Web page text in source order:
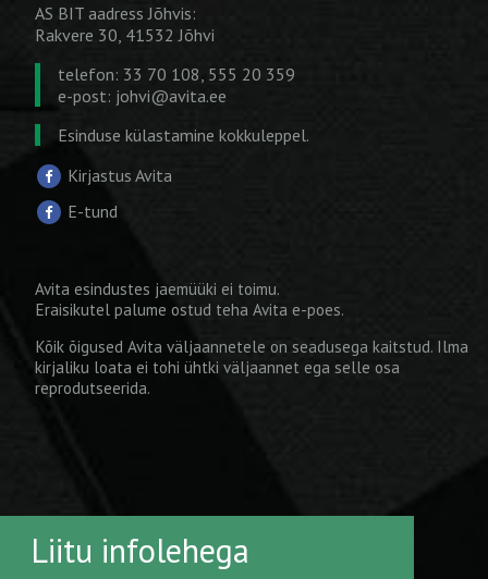
AS BIT aadress Jõhvis:
Rakvere 30, 41532 Jõhvi
telefon: 33 70 108, 555 20 359
e-post: johvi@avita.ee
Esinduse külastamine kokkuleppel.
Kirjastus Avita
E-tund
Avita esindustes jaemüüki ei toimu.
Eraisikutel palume ostud teha Avita e-poes.
Kõik õigused Avita väljaannetele on seadusega kaitstud. Ilma
kirjaliku loata ei tohi ühtki väljaannet ega selle osa
reprodutseerida.
Liitu infolehega